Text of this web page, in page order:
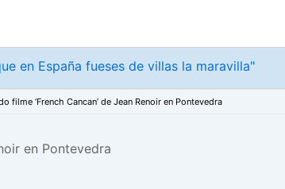
en España fueses de villas la maravilla"
filme ‘French Cancan’ de Jean Renoir en Pontevedra